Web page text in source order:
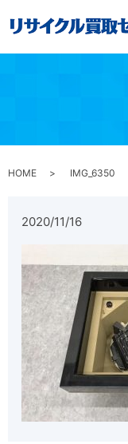
HOME IMG_6350
2020/11/16